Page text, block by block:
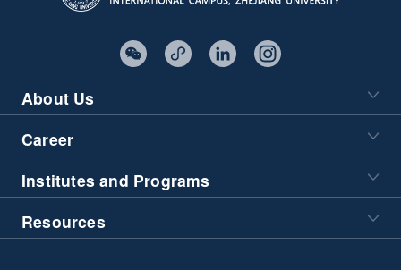
About Us
Career
Institutes and Programs
Resources